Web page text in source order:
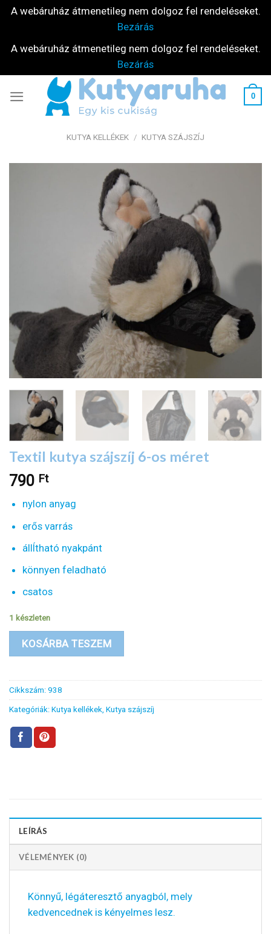
A webáruház átmenetileg nem dolgoz fel rendeléseket.
Bezárás
A webáruház átmenetileg nem dolgoz fel rendeléseket.
Bezárás
0
KUTYA KELLÉKEK / KUTYA SZÁJSZÍJ
Textil kutya szájszíj 6-os méret
790 Ft
nylon anyag
erős varrás
állÍtható nyakpánt
könnyen feladható
csatos
1 készleten
KOSÁRBA TESZEM
Cikkszám: 938
Kategóriák: Kutya kellékek Kutya szájszíj
LEÍRÁS
VÉLEMÉNYEK (0)
Könnyű, légáteresztő anyagból, mely
kedvencednek is kényelmes lesz.